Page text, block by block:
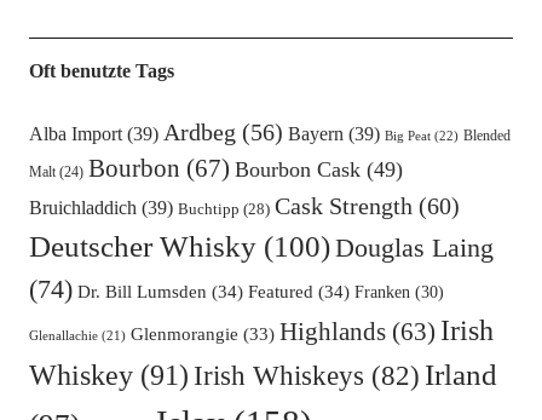
Oft benutzte Tags
Alba Import(39) Ardbeg (56) Bayern(39) Big Peat(22) Blended
Malt(24) Bourbon (67) Bourbon Cask(49)
Bruichladdich(39) Buchtipp (28) Cask Strength (60)
Deutscher Whisky(100)Douglas Laing
(74) Dr. Bill Lumsden (34) Featured (34) Franken(30)
Glenallachie(21) Glenmorangie (33) Highlands(63) Irish
Whiskey(91) Irish Whiskeys (82) Irland